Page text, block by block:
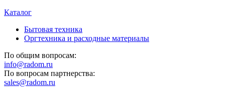
Каталог
Бытовая техника
Оргтехника и расходные материалы
По общим вопросам:
info@radom.ru
По вопросам партнерства:
sales@radom.ru